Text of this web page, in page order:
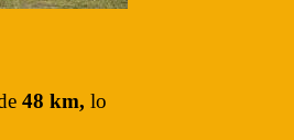
48 km, lo